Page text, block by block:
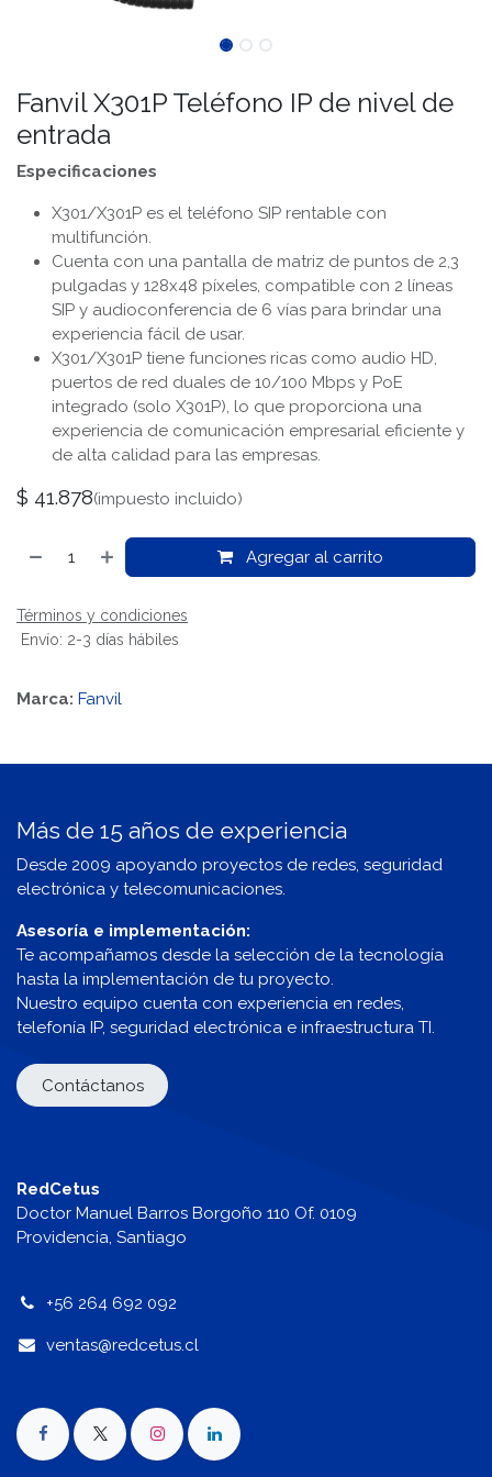
Fanvil X301P Teléfono IP de nivel de
entrada
Especificaciones
X301/X301P es el teléfono SIP rentable con
multifunción.
Cuenta con una pantalla de matriz de puntos de 2,3
pulgadas y 128x48 píxeles, compatible con 2 líneas
SIP y audioconferencia de 6 vías para brindar una
experiencia fácil de usar.
X301/X301P tiene funciones ricas como audio HD,
puertos de red duales de 10/100 Mbps y PoE
integrado (solo X301P), lo que proporciona una
experiencia de comunicación empresarial eficiente y
de alta calidad para las empresas.
$ 41.878(impuesto incluido)
Agregar al carrito
Términos y condiciones
Envío: 2-3 días hábiles
Marca: Fanvil
Más de 15 años de experiencia
Desde 2009 apoyando proyectos de redes, seguridad
electrónica y telecomunicaciones.
Asesoría e implementación:
Te acompañamos desde la selección de la tecnología
hasta la implementación de tu proyecto.
Nuestro equipo cuenta con experiencia en redes,
telefonía IP, seguridad electrónica e infraestructura TI.
Contáctanos
RedCetus
Doctor Manuel Barros Borgoño 110 Of. 0109
Providencia, Santiago
+56 264 692 092
ventas@redcetus.cl